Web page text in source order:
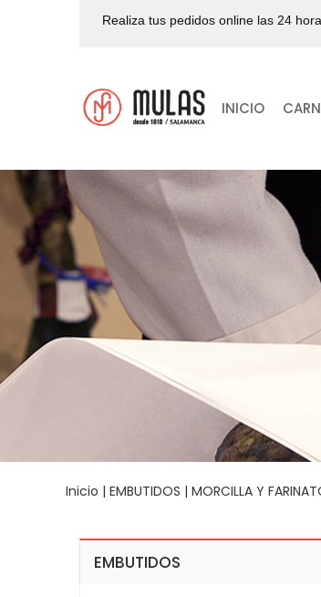
Realiza tus pedidos online las 24
INICIO
Inicio | EMBUTIDOS | MORCILLA Y
EMBUTIDOS